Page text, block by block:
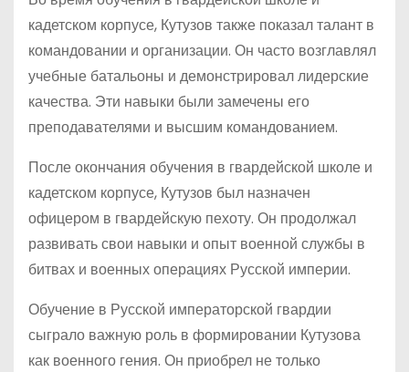
кадетском корпусе, Кутузов также показал талант в
командовании и организации. Он часто возглавлял
учебные батальоны и демонстрировал лидерские
качества. Эти навыки были замечены его
преподавателями и высшим командованием.
После окончания обучения в гвардейской школе и
кадетском корпусе, Кутузов был назначен
офицером в гвардейскую пехоту. Он продолжал
развивать свои навыки и опыт военной службы в
битвах и военных операциях Русской империи.
Обучение в Русской императорской гвардии
сыграло важную роль в формировании Кутузова
как военного гения. Он приобрел не только